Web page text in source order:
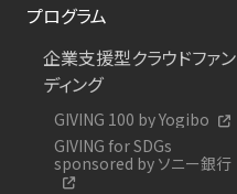
プログラム
企業支援型クラウドファン
ディング
GIVING 100 by Yogibo
GIVING for SDGs
sponsored by ソニー銀行